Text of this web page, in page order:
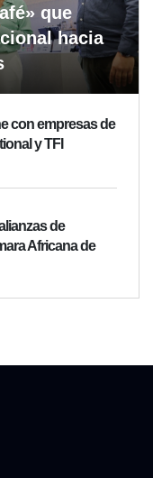
que
hacia
con empresas de
y TFI
de
Africana de